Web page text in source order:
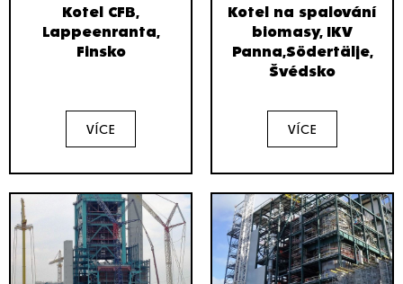
Kotel CFB,
Lappeenranta,
Finsko
VÍCE
Kotel na spalování
biomasy, IKV
Panna,Södertälje,
Švédsko
VÍCE